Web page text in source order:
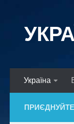
Україна